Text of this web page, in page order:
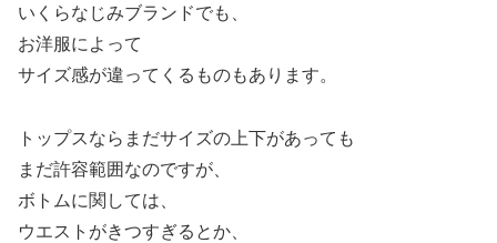
いくらなじみブランドでも、
お洋服によって
サイズ感が違ってくるものもあります。
トップスならまだサイズの上下があっても
まだ許容範囲なのですが、
ボトムに関しては、
ウエストがきつすぎるとか、